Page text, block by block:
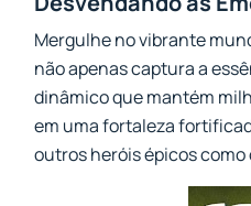
Mergulhe no vibrante
não apenas captura a
dinâmico que mantém
em uma fortaleza
outros heróis épicos como